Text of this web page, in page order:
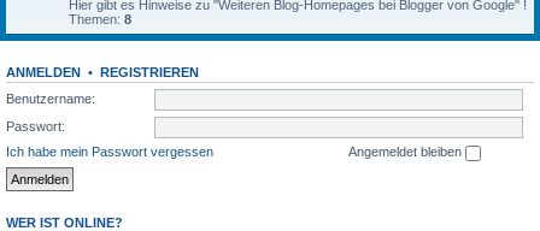
Hier gibt es Hinweise zu "Weiteren Blog-Homepages bei Blogger von Google" !
Themen: 8
ANMELDEN • REGISTRIEREN
Benutzername:
Passwort:
Ich habe mein Passwort vergessen
Angemeldet bleiben
WER IST ONLINE?